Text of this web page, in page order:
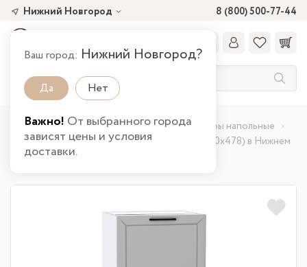
8 (800) 500-77-44
Нижний Новгород
Ваш город: Нижний Новгород?
Да Нет
Важно! От выбранного города
зависят цены и условия
доставки.
Главная Каталог товаров Кухня
Шкафы напольные
Шкаф нижний с 1-ой дверцей Глетчер (816х600х478) в Нижнем
Новгороде